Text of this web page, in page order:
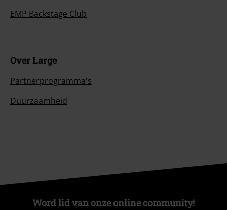
EMP Backstage Club
Over Large
Partnerprogramma's
Duurzaamheid
Word lid van onze online community!